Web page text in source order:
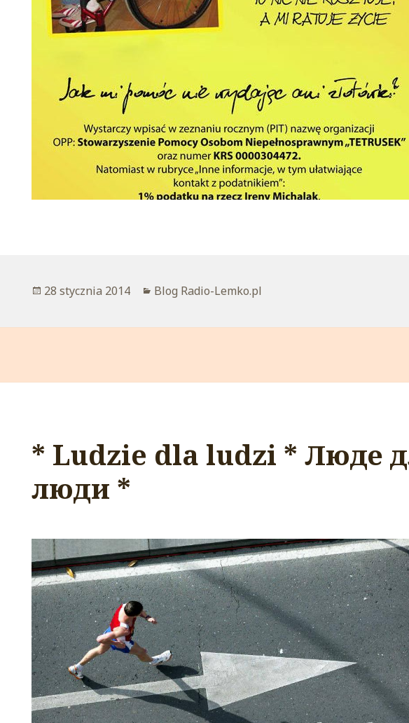
Opublikowano
28 stycznia 2014 Kategorie
Blog Radio-Lemko.pl
* Ludzie dla ludzi * Люде
люди *